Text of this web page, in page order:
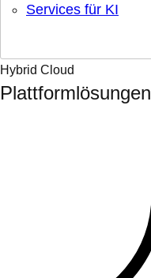
Services für KI
Hybrid Cloud
Plattformlösungen